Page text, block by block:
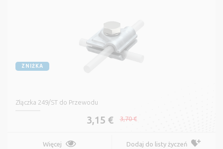
ZNIŻKA
Złączka 249/ST do Przewodu
3,15 € 3,70 €
Więcej Dodaj do listy życzeń